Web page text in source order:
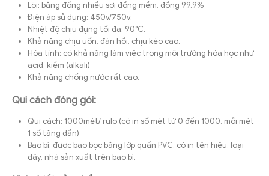
Lõi: bằng đồng nhiều sợi đồng mềm, đồng 99.9%
Điện áp sử dụng: 450v/750v.
Nhiệt độ chịu đựng tối đa: 90°C.
Khả năng chịu uốn, đàn hồi, chịu kéo cao.
Hóa tính: có khả năng làm việc trong môi trường hóa học như
acid, kiềm (alkali)
Khả năng chống nước rất cao.
Qui cách đóng gói:
Qui cách: 1000mét/ rulo (có in số mét từ 0 đến 1000, mỗi mét
1 số tăng dần)
Bao bì: được bao bọc bằng lớp quấn PVC, có in tên hiệu, loại
dây, nhà sản xuất trên bao bì.